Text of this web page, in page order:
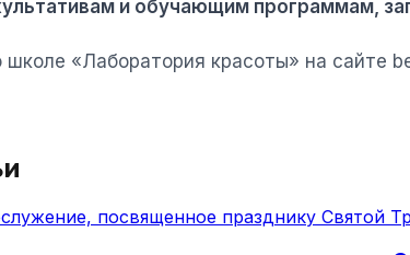
и обучающим программам,
«Лаборатория красоты» на сайте